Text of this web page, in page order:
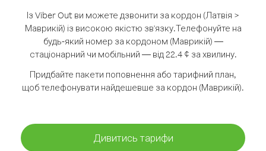
Із Viber Out ви можете дзвонити за кордон (Латвія >
Маврикій) із високою якістю зв'язку.Телефонуйте на
будь-який номер за кордоном (Маврикій) —
стаціонарний чи мобільний — від 22.4 ¢ за хвилину.
Придбайте пакети поповнення або тарифний план,
щоб телефонувати найдешевше за кордон (Маврикій).
Дивитись тарифи